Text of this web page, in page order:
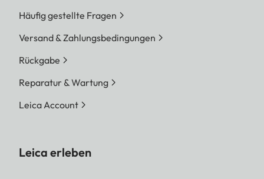
Häufig gestellte Fragen
Versand & Zahlungsbedingungen
Rückgabe
Reparatur & Wartung
Leica Account
Leica erleben